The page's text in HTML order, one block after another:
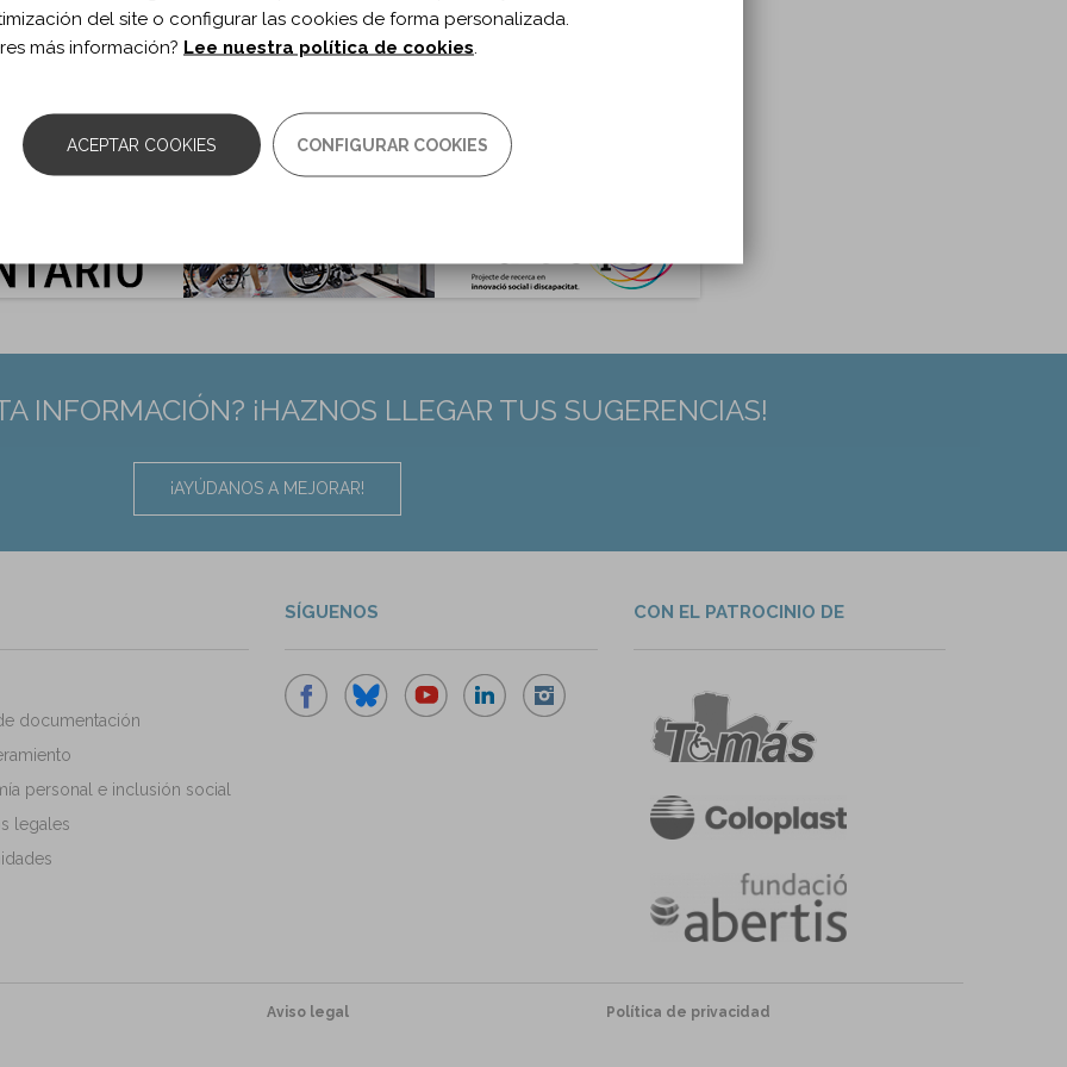
documento: Artículo
documento:Inglés
10.1016/j.apmr.2024.10.005
39491573
INFORMACIÓN? ¡HAZNOS LLEGAR TUS SUGERENCIAS!
¡AYÚDANOS A MEJORAR!
documentación
personal e inclusión social
legales
SÍGUENOS CON EL PATROCINIO DE
Aviso legal
Política de privacidad
del site o configurar las cookies de forma personalizada.
más información? Lee nuestra política de cookies
ACEPTAR COOKIES CONFIGURAR COOKIES